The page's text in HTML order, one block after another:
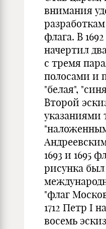
внимания
флага. В
начертил
с тремя
полосами и
"белая",
Второй
указаниями
1693 и 1695
рисунка был
"флаг
1712 Петр I
восемь